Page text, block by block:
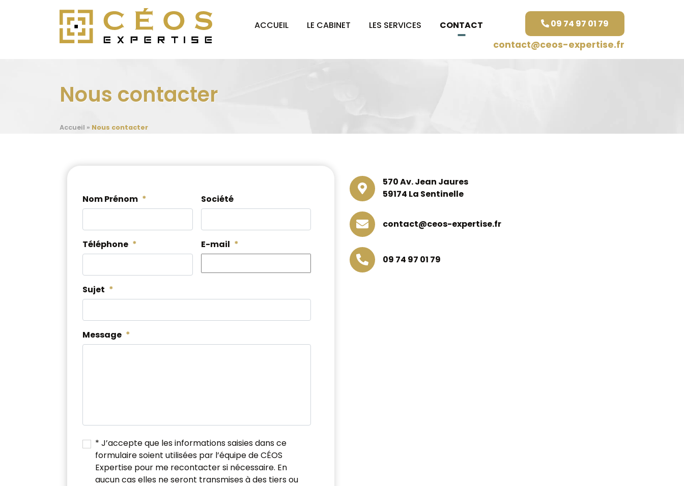
ACCUEIL LE CABINET LES SERVICES CONTACT 09 74 97 01 79
contact@ceos-expertise.fr
Nous contacter
Accueil » Nous contacter
Nom Prénom * Société
Téléphone * E-mail *
Sujet *
Message *
RGPD *
* J’accepte que les informations saisies dans ce
formulaire soient utilisées par l’équipe de CÉOS
Expertise pour me recontacter si nécessaire. En
aucun cas elles ne seront transmises à des tiers ou
570 Av. Jean Jaures
59174 La Sentinelle
contact@ceos-expertise.fr
09 74 97 01 79